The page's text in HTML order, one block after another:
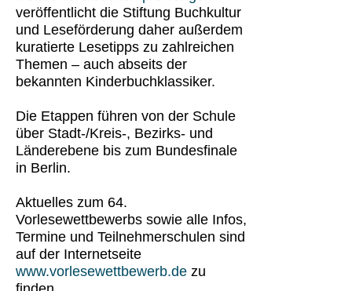
veröffentlicht die Stiftung Buchkultur
und Leseförderung daher außerdem
kuratierte Lesetipps zu zahlreichen
Themen – auch abseits der
bekannten Kinderbuchklassiker.
Die Etappen führen von der Schule
über Stadt-/Kreis-, Bezirks- und
Länderebene bis zum Bundesfinale
in Berlin.
Aktuelles zum 64.
Vorlesewettbewerbs sowie alle Infos,
Termine und Teilnehmerschulen sind
auf der Internetseite
www.vorlesewettbewerb.de zu